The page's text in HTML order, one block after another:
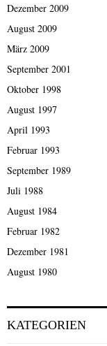
Dezember 2009
August 2009
März 2009
September 2001
Oktober 1998
August 1997
April 1993
Februar 1993
September 1989
Juli 1988
August 1984
Februar 1982
Dezember 1981
August 1980
KATEGORIEN